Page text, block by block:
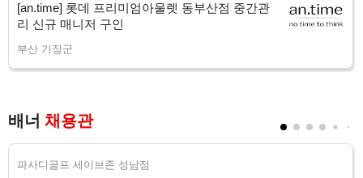
[an.time] 롯데 프리미엄아울렛 동부산점 중간관
리 신규 매니저 구인
부산 기장군
배너 채용관
파사디골프 세이브존 성남점